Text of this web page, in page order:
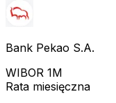
Bank Pekao S.A.
WIBOR 1M
Rata miesięczna